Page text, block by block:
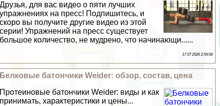
Друзья, для вас видео о пяти лучших
упражнениях на пресс! Подпишитесь, и
скоро вы получите другие видео из этой
серии! Упражнений на пресс существует
большое количество, не мудрено, что начинающи......
17 07 2026 2:59:58
Белковые батончики Weider: обзор, состав, цена
Протеиновые батончики Weider: виды и как
принимать, хаpaктеристики и цены...